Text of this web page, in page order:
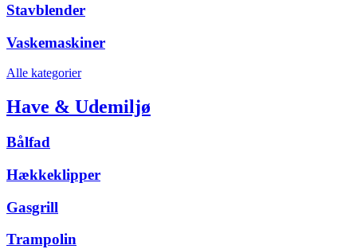
Stavblender
Vaskemaskiner
Alle kategorier
Have & Udemiljø
Bålfad
Hækkeklipper
Gasgrill
Trampolin